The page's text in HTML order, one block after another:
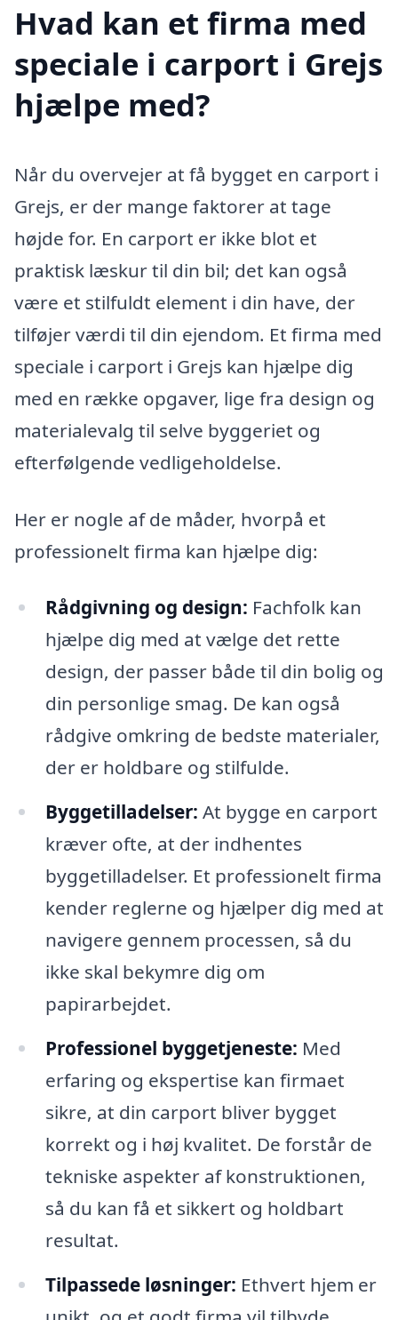
Hvad kan et firma med
speciale i carport i Grejs
hjælpe med?
Når du overvejer at få bygget en carport i
Grejs, er der mange faktorer at tage
højde for. En carport er ikke blot et
praktisk læskur til din bil; det kan også
være et stilfuldt element i din have, der
tilføjer værdi til din ejendom. Et firma med
speciale i carport i Grejs kan hjælpe dig
med en række opgaver, lige fra design og
materialevalg til selve byggeriet og
efterfølgende vedligeholdelse.
Her er nogle af de måder, hvorpå et
professionelt firma kan hjælpe dig:
Rådgivning og design: Fachfolk kan
hjælpe dig med at vælge det rette
design, der passer både til din bolig og
din personlige smag. De kan også
rådgive omkring de bedste materialer,
der er holdbare og stilfulde.
Byggetilladelser: At bygge en carport
kræver ofte, at der indhentes
byggetilladelser. Et professionelt firma
kender reglerne og hjælper dig med at
navigere gennem processen, så du
ikke skal bekymre dig om
papirarbejdet.
Professionel byggetjeneste: Med
erfaring og ekspertise kan firmaet
sikre, at din carport bliver bygget
korrekt og i høj kvalitet. De forstår de
tekniske aspekter af konstruktionen,
så du kan få et sikkert og holdbart
resultat.
Tilpassede løsninger: Ethvert hjem er